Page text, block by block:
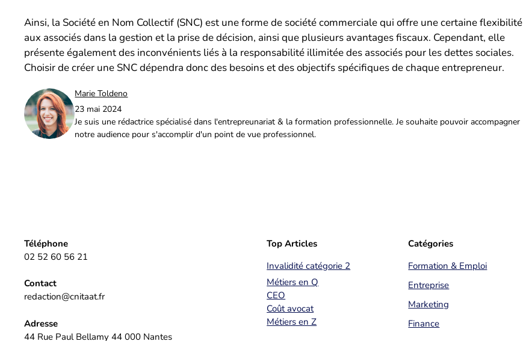
Ainsi, la Société en Nom Collectif (SNC) est une forme de société commerciale qui offre une certaine flexibilité
aux associés dans la gestion et la prise de décision, ainsi que plusieurs avantages fiscaux. Cependant, elle
présente également des inconvénients liés à la responsabilité illimitée des associés pour les dettes sociales.
Choisir de créer une SNC dépendra donc des besoins et des objectifs spécifiques de chaque entrepreneur.
Marie Toldeno
23 mai 2024
Je suis une rédactrice spécialisé dans l'entrepreunariat & la formation professionnelle. Je souhaite pouvoir accompagner
notre audience pour s'accomplir d'un point de vue professionnel.
Téléphone
02 52 60 56 21
Contact
redaction@cnitaat.fr
Adresse
44 Rue Paul Bellamy 44 000 Nantes
Top Articles
Invalidité catégorie 2
Métiers en Q
CEO
Coût avocat
Métiers en Z
Catégories
Formation & Emploi
Entreprise
Marketing
Finance